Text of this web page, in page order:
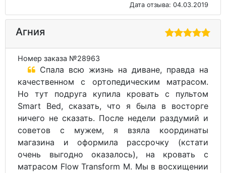
Дата отзыва: 04.03.2019
Агния
Номер заказа №28963
Спала всю жизнь на диване, правда на
качественном с ортопедическим матрасом.
Но тут подруга купила кровать с пультом
Smart Bed, сказать, что я была в восторге
ничего не сказать. После недели раздумий и
советов с мужем, я взяла координаты
магазина и оформила рассрочку (кстати
очень выгодно оказалось), на кровать с
матрасом Flow Transform M. Мы в восхищении